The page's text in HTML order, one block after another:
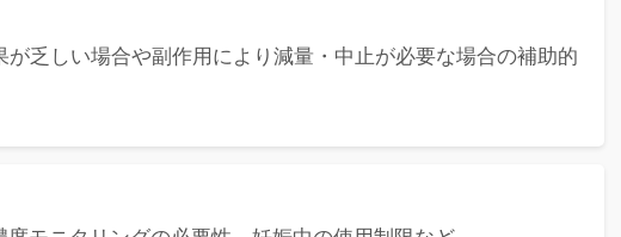
が乏しい場合や副作用により減量・中止が必要な場合の補助的